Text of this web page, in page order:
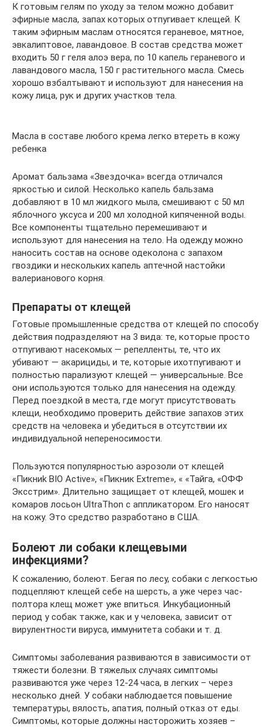
К готовым гелям по уходу за телом можно добавит
эфирные масла, запах которых отпугивает клещей. К
таким эфирным маслам относятся гераневое, мятное,
эвкалиптовое, лавандовое. В состав средства может
входить 50 г геля алоэ вера, по 10 капель гераневого и
лавандового масла, 150 г растительного масла. Смесь
хорошо взбалтывают и используют для нанесения на
кожу лица, рук и других участков тела.
Масла в составе любого крема легко втереть в кожу
ребенка
Аромат бальзама «Звездочка» всегда отличался
яркостью и силой. Несколько капель бальзама
добавляют в 10 мл жидкого мыла, смешивают с 50 мл
яблочного уксуса и 200 мл холодной кипяченной воды.
Все компоненты тщательно перемешивают и
используют для нанесения на тело. На одежду можно
наносить состав на основе одеколона с запахом
гвоздики и нескольких капель аптечной настойки
валерианового корня.
Препараты от клещей
Готовые промышленные средства от клещей по способу
действия подразделяют на 3 вида: те, которые просто
отпугивают насекомых — репелленты, те, что их
убивают — акарициды, и те, которые ихотпугивают и
полностью парализуют клещей — универсальные. Все
они используются только для нанесения на одежду.
Перед поездкой в места, где могут присутствовать
клещи, необходимо проверить действие запахов этих
средств на человека и убедиться в отсутствии их
индивидуальной непереносимости.
Пользуются популярностью аэрозоли от клещей
«Пикниk BIO Active», «Пикник Extreme», « «Тайга, «ОФФ
Эксстрим». Длительно защищает от клещей, мошек и
комаров лосьон UltraThon c аппликатором. Его наносят
на кожу. Это средство разработано в США.
Болеют ли собаки клещевыми
инфекциями?
К сожалению, болеют. Бегая по лесу, собаки с легкостью
подцепляют клещей себе на шерсть, а уже через час-
полтора клещ может уже впиться. Инкубационный
период у собак также, как и у человека, зависит от
вирулентности вируса, иммунитета собаки и т. д.
Симптомы заболевания развиваются в зависимости от
тяжести болезни. В тяжелых случаях симптомы
развиваются уже через 12-24 часа, в легких – через
несколько дней. У собаки наблюдается повышение
температуры, вялость, апатия, полный отказ от еды.
Симптомы, которые должны насторожить хозяев –